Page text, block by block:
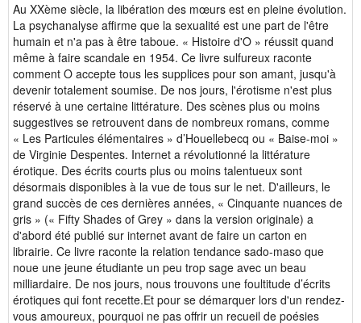
Au XXème siècle, la libération des mœurs est en pleine évolution.
La psychanalyse affirme que la sexualité est une part de l'être
humain et n'a pas à être taboue. « Histoire d'O » réussit quand
même à faire scandale en 1954. Ce livre sulfureux raconte
comment O accepte tous les supplices pour son amant, jusqu'à
devenir totalement soumise. De nos jours, l'érotisme n'est plus
réservé à une certaine littérature. Des scènes plus ou moins
suggestives se retrouvent dans de nombreux romans, comme
« Les Particules élémentaires » d’Houellebecq ou « Baise-moi »
de Virginie Despentes. Internet a révolutionné la littérature
érotique. Des écrits courts plus ou moins talentueux sont
désormais disponibles à la vue de tous sur le net. D'ailleurs, le
grand succès de ces dernières années, « Cinquante nuances de
gris » (« Fifty Shades of Grey » dans la version originale) a
d'abord été publié sur internet avant de faire un carton en
librairie. Ce livre raconte la relation tendance sado-maso que
noue une jeune étudiante un peu trop sage avec un beau
milliardaire. De nos jours, nous trouvons une foultitude d’écrits
érotiques qui font recette.Et pour se démarquer lors d'un rendez-
vous amoureux, pourquoi ne pas offrir un recueil de poésies